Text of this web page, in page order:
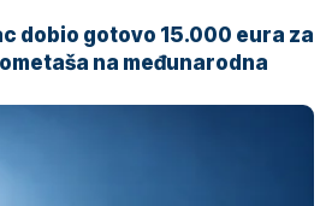
dobio gotovo 15.000 eura za
na međunarodna